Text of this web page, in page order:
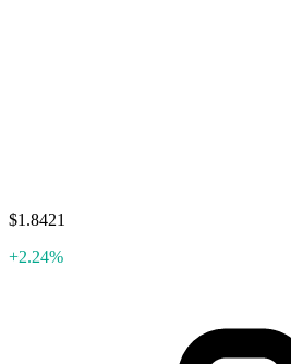
$1.8421
+2.24%